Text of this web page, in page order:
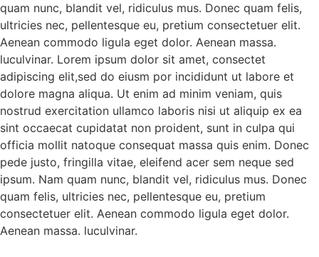
quam nunc, blandit vel, ridiculus mus. Donec quam felis,
ultricies nec, pellentesque eu, pretium consectetuer elit.
Aenean commodo ligula eget dolor. Aenean massa.
luculvinar. Lorem ipsum dolor sit amet, consectet
adipiscing elit,sed do eiusm por incididunt ut labore et
dolore magna aliqua. Ut enim ad minim veniam, quis
nostrud exercitation ullamco laboris nisi ut aliquip ex ea
sint occaecat cupidatat non proident, sunt in culpa qui
officia mollit natoque consequat massa quis enim. Donec
pede justo, fringilla vitae, eleifend acer sem neque sed
ipsum. Nam quam nunc, blandit vel, ridiculus mus. Donec
quam felis, ultricies nec, pellentesque eu, pretium
consectetuer elit. Aenean commodo ligula eget dolor.
Aenean massa. luculvinar.